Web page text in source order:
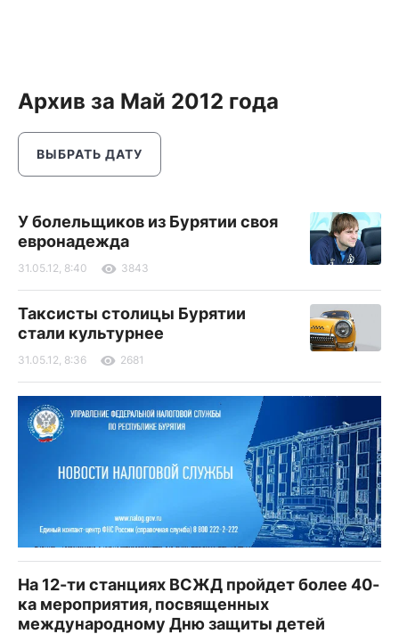
Архив за Май 2012 года
ВЫБРАТЬ ДАТУ
У болельщиков из Бурятии своя
евронадежда
31.05.12, 8:40 3843
Таксисты столицы Бурятии
стали культурнее
31.05.12, 8:36 2681
На 12-ти станциях ВСЖД пройдет более 40-
ка мероприятия, посвященных
международному Дню защиты детей